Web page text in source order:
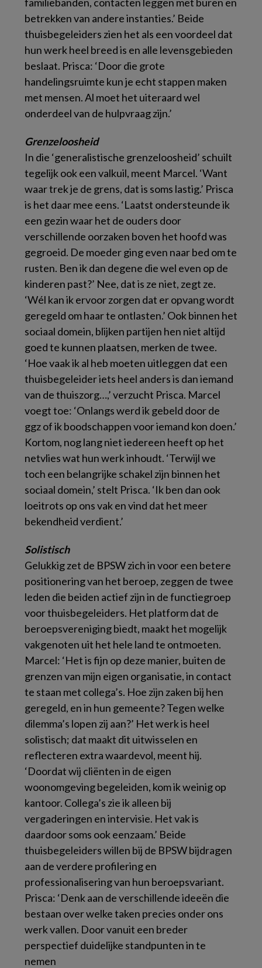
betrekken van andere instanties.’ Beide
thuisbegeleiders zien het als een voordeel dat
hun werk heel breed is en alle levensgebieden
beslaat. Prisca: ‘Door die grote
handelingsruimte kun je echt stappen maken
met mensen. Al moet het uiteraard wel
onderdeel van de hulpvraag zijn.’
Grenzeloosheid
In die ‘generalistische grenzeloosheid’ schuilt
tegelijk ook een valkuil, meent Marcel. ‘Want
waar trek je de grens, dat is soms lastig.’ Prisca
is het daar mee eens. ‘Laatst ondersteunde ik
een gezin waar het de ouders door
verschillende oorzaken boven het hoofd was
gegroeid. De moeder ging even naar bed om te
rusten. Ben ik dan degene die wel even op de
kinderen past?’ Nee, dat is ze niet, zegt ze.
‘Wél kan ik ervoor zorgen dat er opvang wordt
geregeld om haar te ontlasten.’ Ook binnen het
sociaal domein, blijken partijen hen niet altijd
goed te kunnen plaatsen, merken de twee.
‘Hoe vaak ik al heb moeten uitleggen dat een
thuisbegeleider iets heel anders is dan iemand
van de thuiszorg…,’ verzucht Prisca. Marcel
voegt toe: ‘Onlangs werd ik gebeld door de
ggz of ik boodschappen voor iemand kon doen.’
Kortom, nog lang niet iedereen heeft op het
netvlies wat hun werk inhoudt. ‘Terwijl we
toch een belangrijke schakel zijn binnen het
sociaal domein,’ stelt Prisca. ‘Ik ben dan ook
loeitrots op ons vak en vind dat het meer
bekendheid verdient.’
Solistisch
Gelukkig zet de BPSW zich in voor een betere
positionering van het beroep, zeggen de twee
leden die beiden actief zijn in de functiegroep
voor thuisbegeleiders. Het platform dat de
beroepsvereniging biedt, maakt het mogelijk
vakgenoten uit het hele land te ontmoeten.
Marcel: ‘Het is fijn op deze manier, buiten de
grenzen van mijn eigen organisatie, in contact
te staan met collega’s. Hoe zijn zaken bij hen
geregeld, en in hun gemeente? Tegen welke
dilemma’s lopen zij aan?’ Het werk is heel
solistisch; dat maakt dit uitwisselen en
reflecteren extra waardevol, meent hij.
‘Doordat wij cliënten in de eigen
woonomgeving begeleiden, kom ik weinig op
kantoor. Collega’s zie ik alleen bij
vergaderingen en intervisie. Het vak is
daardoor soms ook eenzaam.’ Beide
thuisbegeleiders willen bij de BPSW bijdragen
aan de verdere profilering en
professionalisering van hun beroepsvariant.
Prisca: ‘Denk aan de verschillende ideeën die
bestaan over welke taken precies onder ons
werk vallen. Door vanuit een breder
perspectief duidelijke standpunten in te
nemen